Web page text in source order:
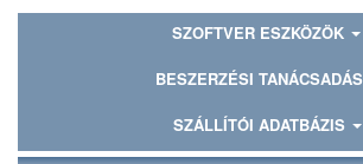
SZOFTVER ESZKÖZÖK
BESZERZÉSI TANÁCSADÁS
SZÁLLÍTÓI ADATBÁZIS